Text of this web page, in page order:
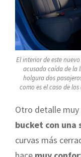
El interior de este
acusada caída de la
holgura dos
como es el caso de
Otro detalle
bucket con
curvas más